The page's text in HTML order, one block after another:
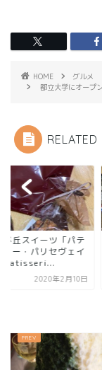
HOME
グルメ
都立大学にオープ
RELATED
が丘スイーツ「パテ
リー・パリセヴェイ
patisseri...
2020年2月10日